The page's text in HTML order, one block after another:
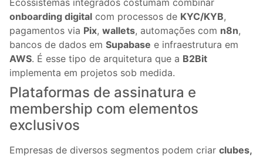
Ecossistemas integrados costumam combinar
onboarding digital com processos de KYC/KYB,
pagamentos via Pix, wallets, automações com n8n,
bancos de dados em Supabase e infraestrutura em
AWS. É esse tipo de arquitetura que a B2Bit
implementa em projetos sob medida.
Plataformas de assinatura e
membership com elementos
exclusivos
Empresas de diversos segmentos podem criar clubes,